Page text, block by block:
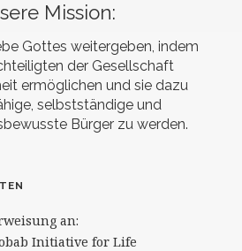
Mission:
Gottes weitergeben, indem
der Gesellschaft
ermöglichen und sie dazu
selbstständige und
Bürger zu werden.
an:
Initiative for Life